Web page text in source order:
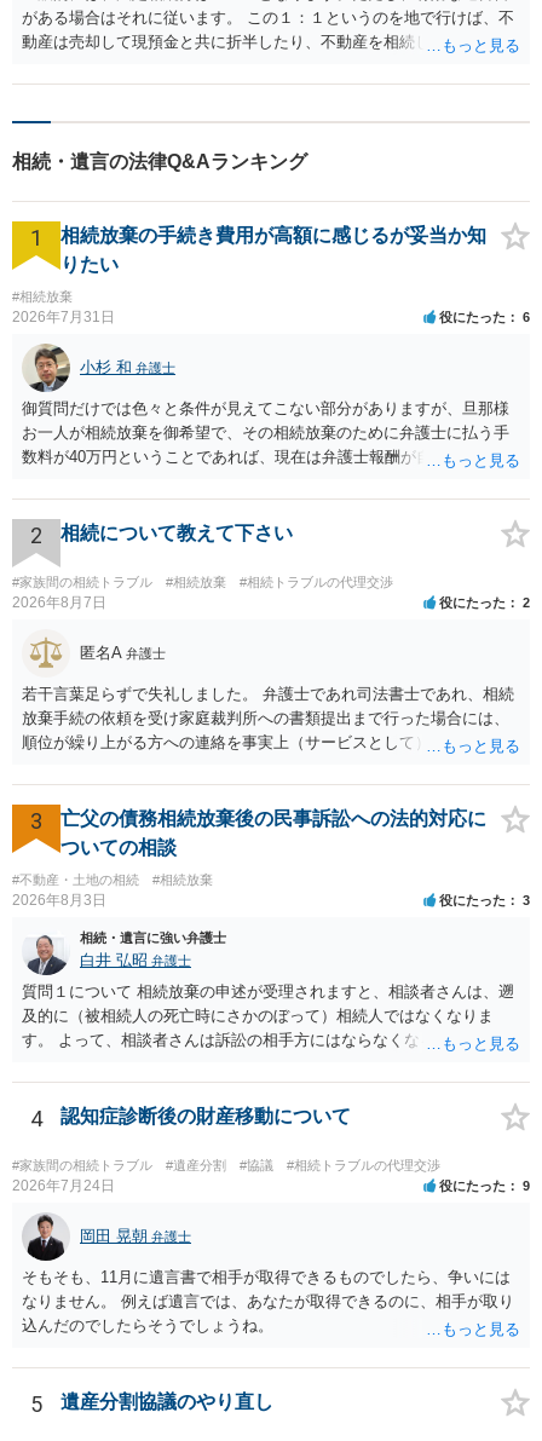
がある場合はそれに従います。 この１：１というのを地で行けば、不
動産は売却して現預金と共に折半したり、不動産を相続しない方がそ
す。 協議や調停の場合、互いが納得すればこれと異なる合意をするこ
というケースでは、弟さんの貢献で遺産が維持された分が相続の際に
す。 具体的なアドバイスについては、このような掲示板ではなく、詳
細な事情のヒアリングや証拠資料の検討を行わなければ難しいため、
相続・遺言の法律Q&Aランキング
1
相続放棄の手続き費用が高額に感じるが妥当か知
りたい
#相続放棄
2026年7月31日 役にたった 6
小杉 和 弁護士
御質問だけでは色々と条件が見えてこない部分がありますが、旦那様
お一人が相続放棄を御希望で、その相続放棄のために弁護士に払う手
数料が40万円ということであれば、現在は弁護士報酬が自由化されて
です。 ただ、弁護士に払う手数料とは別に戸籍の用意に一定の実費が
かかることになりますので、その費用も支払うべきものとして頭に置
いておいてください。 話を元に戻して、弁護士に対する手数料です
が、旦那様の収入や財産にもよりますが、法テラスに御連絡なさって
弁護士との相談を予約して受任してもらうのが一番安上がりでしょ
らい（希望者が多く予約できてもしばらく先になる）ようですので、
比較的短い熟慮期間のことを考えると、来週早々すぐにでも御連絡す
る方が良いでしょう。 もし法テラスが御利用になれない、あるいは時
間がない等であれば、相続を取扱分野としている弁護士を適宜探し
（WEB等で）、問い合わせてみることです。相続を扱う弁護士でも相
見積もりをとって）、一番安いところでやってもらうことに決めれ
ば、キューちゃんママさんの御希望をかなえることができるのではな
は思います。その場合、かかるのは戸籍等の取得費用と印紙代だけと
を確認し、印紙と共に家庭裁判所に提出して相続放棄申述受理通知書
を待つという流れになります。
2 相続について教えて下さい
#家族間の相続トラブル #相続放棄 #相続トラブルの代理交渉
2026年8月7日 役にたった 2
匿名A 弁護士
若干言葉足らずで失礼しました。 弁護士であれ司法書士であれ、相続
放棄手続の依頼を受け家庭裁判所への書類提出まで行った場合には、
順位が繰り上がる方への連絡を事実上（サービスとして）行うことは
できない、という意味でした。
3
亡父の債務相続放棄後の民事訴訟への法的対応に
ついての相談
#不動産・土地の相続 #相続放棄
2026年8月3日 役にたった 3
相続・遺言に強い弁護士
白井 弘昭 弁護士
質問１について 相続放棄の申述が受理されますと、相談者さんは、遡
及的に（被相続人の死亡時にさかのぼって）相続人ではなくなりま
す。 よって、相談者さんは訴訟の相手方にはならなくなるので（明け
理証明を家庭裁判所で取得し、コピーを答弁書に添えて裁判所に提出
してください。 質問２について 請求棄却を求める答弁書を提出すれ
ば、第１回期日は出席する必要がありません。その日は差支え（用事
があり出席できない）との記載で十分です。 質問３について 弁護士で
はないので、ｍｉｎｔｓでの提出の必要は無いと思います。郵送（期
限までに届けばよい）で十分です。 詳細は、書面記載の裁判所書記官
にお問い合わせください。 以上、ご参考まで。
4 認知症診断後の財産移動について
#家族間の相続トラブル #遺産分割 #協議 #相続トラブルの代理交渉
2026年7月24日 役にたった 9
岡田 晃朝 弁護士
そもそも、11月に遺言書で相手が取得できるものでしたら、争いには
なりません。 例えば遺言では、あなたが取得できるのに、相手が取り
込んだのでしたらそうでしょうね。
5 遺産分割協議のやり直し